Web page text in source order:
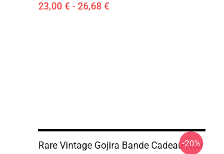
23,00 € - 26,68 €
Rare Vintage Gojira Bande Cadeau Noir
-20%